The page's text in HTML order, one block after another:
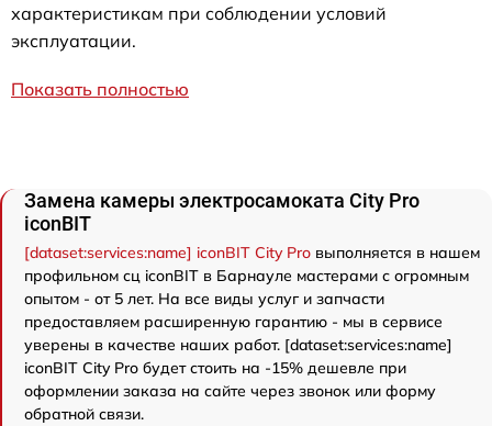
характеристикам при соблюдении условий
эксплуатации.
Показать полностью
Замена камеры электросамоката City Pro
iconBIT
[dataset:services:name] iconBIT City Pro выполняется в нашем
профильном сц iconBIT в Барнауле мастерами с огромным
опытом - от 5 лет. На все виды услуг и запчасти
предоставляем расширенную гарантию - мы в сервисе
уверены в качестве наших работ. [dataset:services:name]
iconBIT City Pro будет стоить на -15% дешевле при
оформлении заказа на сайте через звонок или форму
обратной связи.